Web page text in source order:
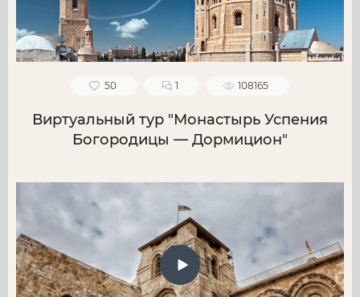
50 1 108165
Виртуальный тур "Монастырь Успения
Богородицы — Дормицион"